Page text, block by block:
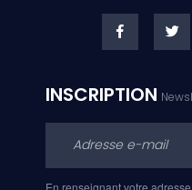
INSCRIPTION
En renseignant votre